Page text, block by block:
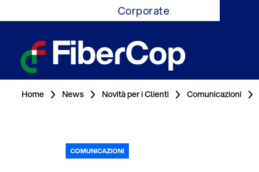
Corporate
Home News Novità per i Clienti Comunicazioni
COMUNICAZIONI